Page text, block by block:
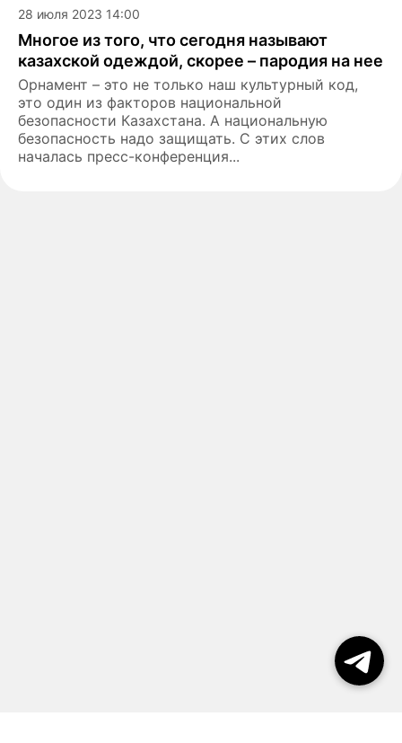
28 июля 2023 14:00
Многое из того, что сегодня называют
казахской одеждой, скорее – пародия на нее
Орнамент – это не только наш культурный код,
это один из факторов национальной
безопасности Казахстана. А национальную
безопасность надо защищать. С этих слов
началась пресс-конференция...